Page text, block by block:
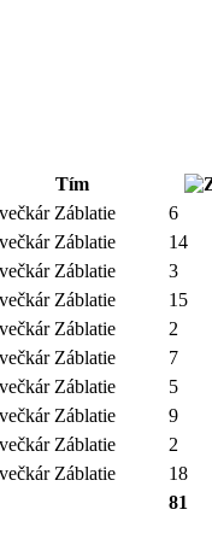
Tím
Záblatie
6
Záblatie
14
Záblatie
3
Záblatie
15
Záblatie
2
Záblatie
7
Záblatie
5
Záblatie
9
Záblatie
2
Záblatie
18
81